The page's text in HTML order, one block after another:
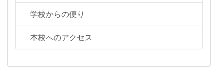
学校からの便り
本校へのアクセス